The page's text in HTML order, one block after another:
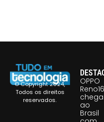
© Copyright 2024,
Todos os direitos
reservados.
OPPO
Reno16
chega
ao
Brasil